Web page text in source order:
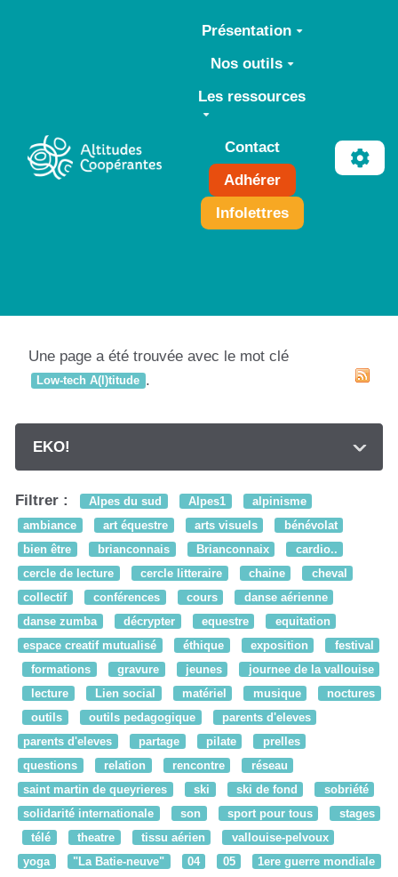
Aller au contenu principal
Présentation
Nos outils
Les ressources
Contact
Adhérer
Infolettres
Une page a été trouvée avec le mot clé
Low-tech A(l)titude .
EKO!
Filtrer : Alpes du sud Alpes1
alpinisme
ambiance
art équestre arts visuels
bénévolat
bien être
brianconnais Brianconnaix
cardio..
cercle de lecture
cercle litteraire chaine
cheval
collectif
conférences cours
danse aérienne
danse zumba
décrypter equestre
equitation
espace creatif mutualisé
éthique exposition
festival
formations
gravure jeunes
journee de la vallouise
lecture
Lien social matériel musique
noctures
outils
outils pedagogique
parents d'eleves
parents d'eleves
partage pilate
prelles
questions
relation rencontre
réseau
saint martin de queyrieres
ski ski de fond
sobriété
solidarité internationale
son sport pour tous
stages
télé
theatre tissu aérien
vallouise-pelvoux
yoga
"La Batie-neuve" 04 05
1ere guerre mondiale